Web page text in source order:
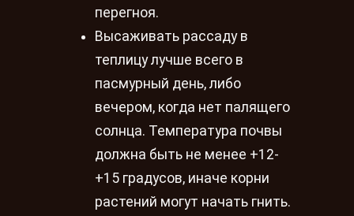
перегноя.
Высаживать рассаду в
теплицу лучше всего в
пасмурный день, либо
вечером, когда нет палящего
солнца. Температура почвы
должна быть не менее +12-
+15 градусов, иначе корни
растений могут начать гнить.